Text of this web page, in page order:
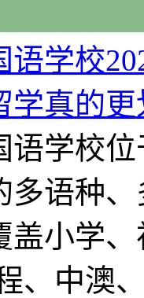
语学校
学真的
语学校
多语种
盖小学
、中澳